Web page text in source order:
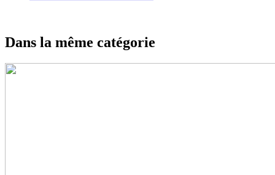
Dans la même catégorie